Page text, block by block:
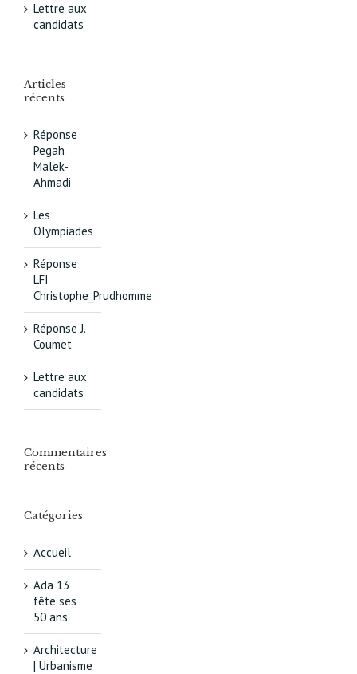
Lettre aux
candidats
Articles
récents
Réponse
Pegah
Malek-
Ahmadi
Les
Olympiades
Réponse
LFI
Christophe_Prudhomme
Réponse J.
Coumet
Lettre aux
candidats
Commentaires
récents
Catégories
Accueil
Ada 13
fête ses
50 ans
Architecture
| Urbanisme